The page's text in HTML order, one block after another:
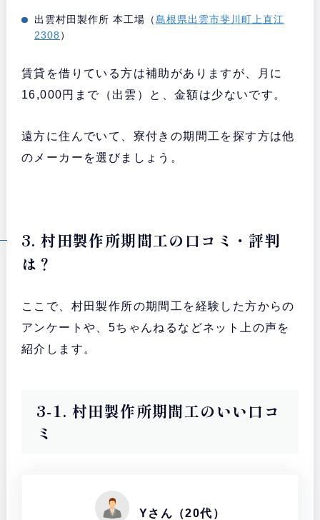
出雲村田製作所 本工場（島根県出雲市斐川町上直江
2308 ）
賃貸を借りている方は補助がありますが、月に
16,000円まで（出雲）と、金額は少ないです。
遠方に住んでいて、寮付きの期間工を探す方は他
のメーカーを選びましょう。
3. 村田製作所期間工の口コミ・評判
は？
ここで、村田製作所の期間工を経験した方からの
アンケートや、5ちゃんねるなどネット上の声を
紹介します。
3-1. 村田製作所期間工のいい口コ
ミ
Yさん（20代）